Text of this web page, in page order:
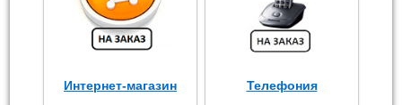
Интернет-магазин Телефония